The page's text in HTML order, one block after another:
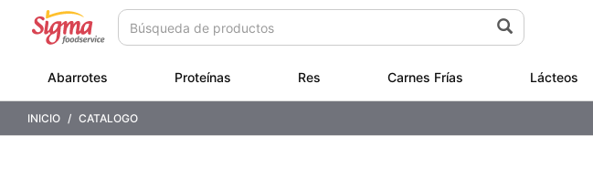
contenido
navegaciónAbarrotes Proteínas Res Carnes Frías Lácteos
INICIO CATALOGO